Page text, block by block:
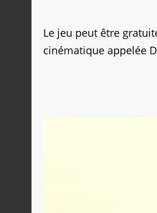
Le jeu peut être
cinématique appelée